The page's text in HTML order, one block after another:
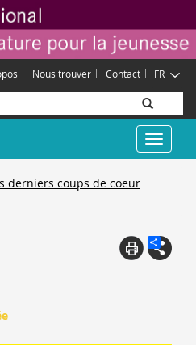
FR
Nous trouver Contact
Toggle
derniers coups de coeur